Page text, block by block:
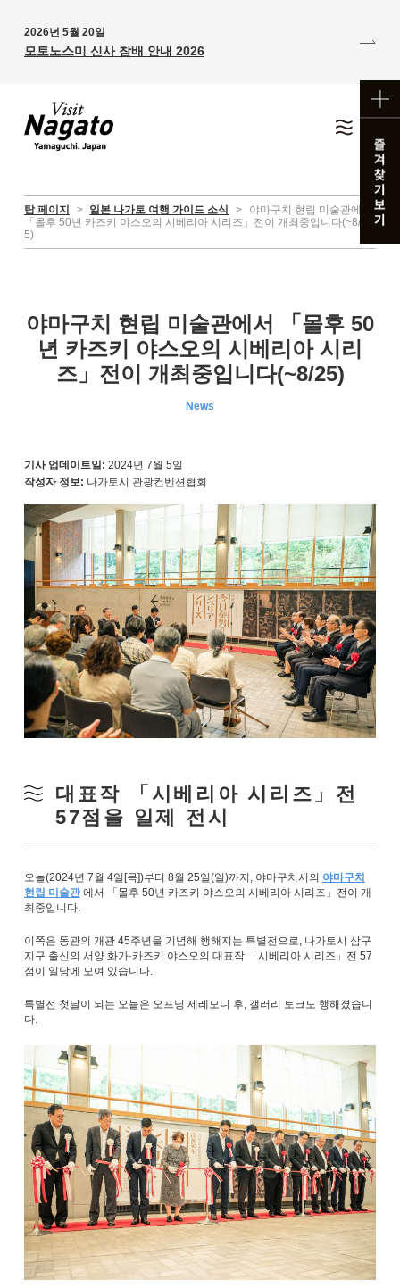
2026년 5월 20일
모토노스미 신사 참배 안내 2026
탑 페이지 > 일본 나가토 여행 가이드 소식 >
야마구치 현립 미술관에서
「몰후 50년 카즈키 야스오의 시베리아 시리즈」전이 개최중입니다(~8/2
5)
야마구치 현립 미술관에서 「몰후 50
년 카즈키 야스오의 시베리아 시리
즈」전이 개최중입니다(~8/25)
News
기사 업데이트일: 2024년 7월 5일
작성자 정보: 나가토시 관광컨벤션협회
대표작 「시베리아 시리즈」전
57점을 일제 전시
오늘(2024년 7월 4일[목])부터 8월 25일(일)까지, 야마구치시의 ​​야마구치
현립 미술관에서 「몰후 50년 카즈키 야스오의 시베리아 시리즈」전이 개
최중입니다.
이쪽은 동관의 개관 45주년을 기념해 행해지는 특별전으로, 나가토시 삼구
지구 출신의 서양 화가·카즈키 야스오의 대표작 「시베리아 시리즈」전 57
점이 일당에 모여 있습니다.
특별전 첫날이 되는 오늘은 오프닝 세레모니 후, 갤러리 토크도 행해졌습니
다.